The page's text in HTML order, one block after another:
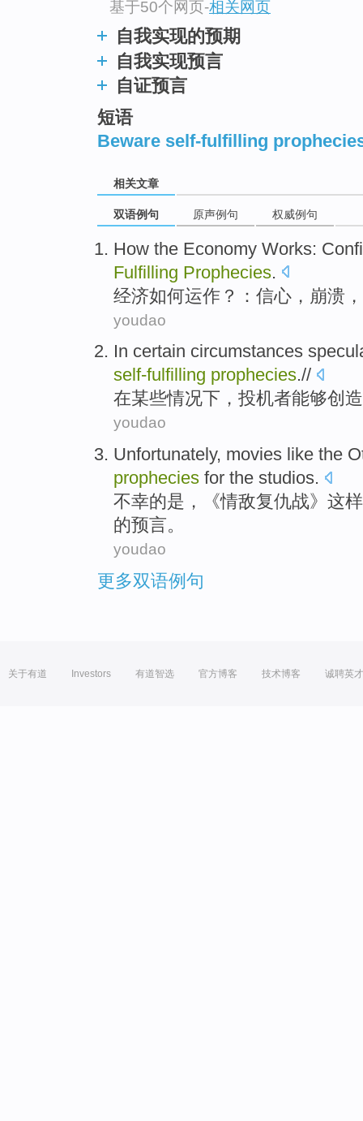
基于50个网页-相关网页
自我实现的预期
自我实现预言
自证预言
短语
Beware self-fulfilling
相关文章
双语例句 原声例句 权威例句
How the Economy Works:
Fulfilling Prophecies.
经济如何运作？： 信心 ， 崩溃 ，
youdao
In certain circumstances
self-fulfilling prophecies.//
在某些情况下 ， 投机者能够创造
youdao
Unfortunately, movies like the
prophecies for the studios.
不幸的是，《情敌复仇战》 这样
的预言。
youdao
更多双语例句
关于有道 Investors 有道智选 官方博客 技术博客 诚聘英才